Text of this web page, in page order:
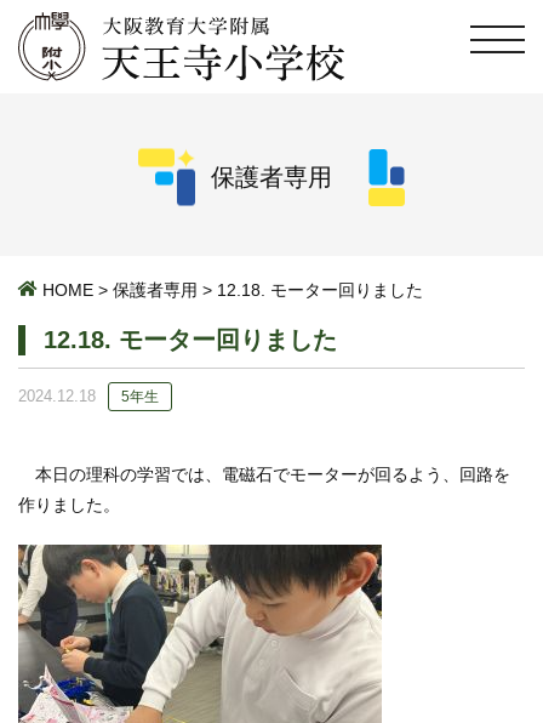
保護者専用
HOME > 保護者専用 > 12.18. モーター回りました
12.18. モーター回りました
2024.12.18 5年生
本日の理科の学習では、電磁石でモーターが回るよう、回路を
作りました。